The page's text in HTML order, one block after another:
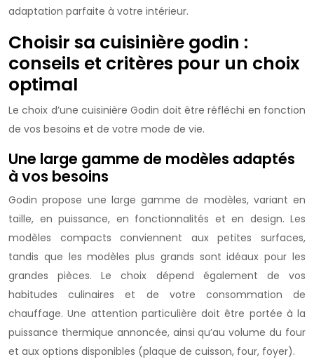
adaptation parfaite à votre intérieur.
Choisir sa cuisinière godin :
conseils et critères pour un choix
optimal
Le choix d’une cuisinière Godin doit être réfléchi en fonction
de vos besoins et de votre mode de vie.
Une large gamme de modèles adaptés
à vos besoins
Godin propose une large gamme de modèles, variant en
taille, en puissance, en fonctionnalités et en design. Les
modèles compacts conviennent aux petites surfaces,
tandis que les modèles plus grands sont idéaux pour les
grandes pièces. Le choix dépend également de vos
habitudes culinaires et de votre consommation de
chauffage. Une attention particulière doit être portée à la
puissance thermique annoncée, ainsi qu’au volume du four
et aux options disponibles (plaque de cuisson, four, foyer).